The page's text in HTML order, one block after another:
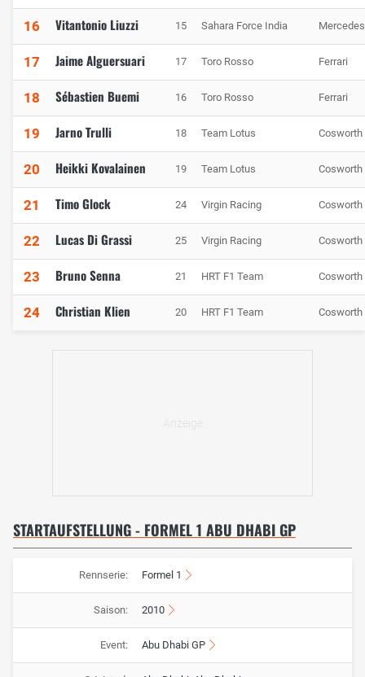
16 Vitantonio Liuzzi 15 Sahara Force India Mercedes
17 Jaime Alguersuari 17 Toro Rosso Ferrari
18 Sébastien Buemi 16 Toro Rosso Ferrari
19 Jarno Trulli 18 Team Lotus Cosworth
20 Heikki Kovalainen 19 Team Lotus Cosworth
21 Timo Glock 24 Virgin Racing Cosworth
22 Lucas Di Grassi 25 Virgin Racing Cosworth
23 Bruno Senna 21 HRT F1 Team Cosworth
24 Christian Klien 20 HRT F1 Team Cosworth
STARTAUFSTELLUNG - FORMEL 1 ABU DHABI GP
Rennserie: Formel 1
Saison: 2010
Event: Abu Dhabi GP